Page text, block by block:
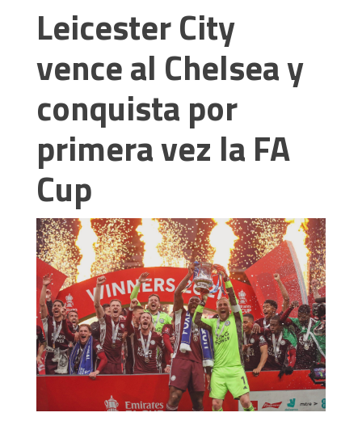
Leicester City
vence al Chelsea y
conquista por
primera vez la FA
Cup